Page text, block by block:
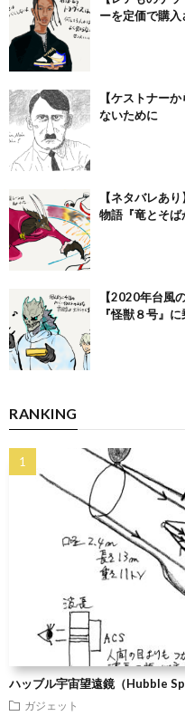
ーを定価で購
【ケストナー
ないために
【ネタバレあ
物語『竜とそ
【2020年台風
『怪獣８号』
RANKING
ハッブル宇宙望遠鏡（Hubble
ガジェット